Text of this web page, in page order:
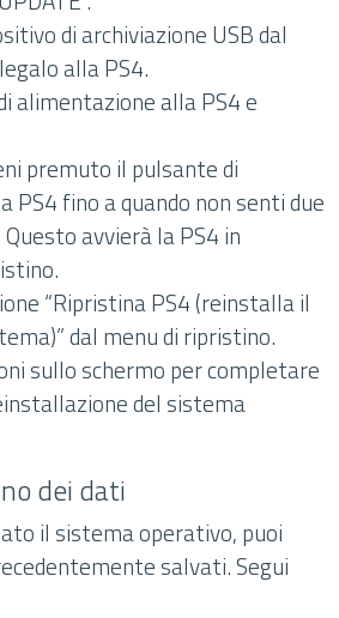
di archiviazione USB dal
alla PS4.
alimentazione alla PS4 e
premuto il pulsante di
PS4 fino a quando non senti due
avvierà la PS4 in
“Ripristina PS4 (reinstalla il
dal menu di ripristino.
sullo schermo per completare
del sistema
dei dati
il sistema operativo, puoi
salvati. Segui